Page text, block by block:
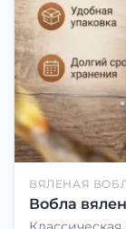
ВЯЛЕНАЯ
Вобла